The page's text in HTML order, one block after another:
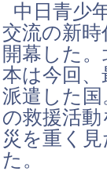
中日青少
交流の新
開幕した
本は今回
派遣した
の救援活
災を重く
た。